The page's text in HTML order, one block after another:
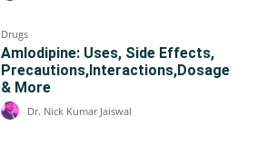
Drugs
Amlodipine: Uses, Side Effects,
Precautions,Interactions,Dosage
& More
Dr. Nick Kumar Jaiswal